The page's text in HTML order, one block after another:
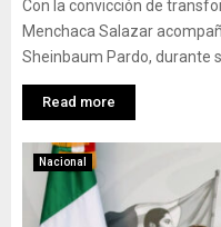
Con la convicción de
Menchaca Salazar
Sheinbaum Pardo, durante
Read more
Nacional